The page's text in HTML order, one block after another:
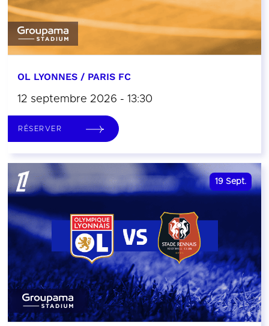
OL LYONNES / PARIS FC
12 septembre 2026 - 13:30
RÉSERVER
19 Sept.